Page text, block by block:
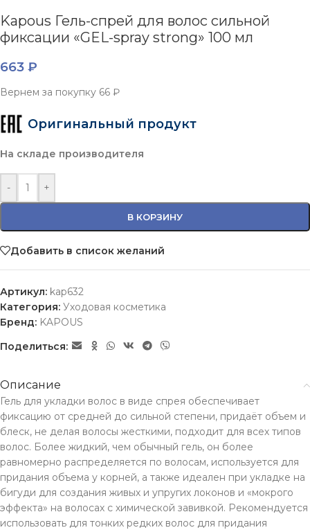
Kapous Гель-спрей для волос сильной
фиксации «GEL-spray strong» 100 мл
663 ₽
Вернем за покупку 66 ₽
Оригинальный продукт
На складе производителя
- +
В КОРЗИНУ
Добавить в список желаний
Артикул: kap632
Категория: Уходовая косметика
Бренд: KAPOUS
Поделиться:
Описание
Гель для укладки волос в виде спрея обеспечивает
фиксацию от средней до сильной степени, придаёт объем и
блеск, не делая волосы жесткими, подходит для всех типов
волос. Более жидкий, чем обычный гель, он более
равномерно распределяется по волосам, используется для
придания объема у корней, а также идеален при укладке на
бигуди для создания живых и упругих локонов и «мокрого
эффекта» на волосах с химической завивкой. Рекомендуется
использовать для тонких редких волос для придания